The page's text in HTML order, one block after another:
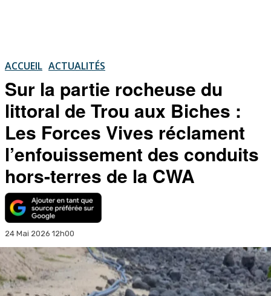
ACCUEIL ACTUALITÉS
Sur la partie rocheuse du
littoral de Trou aux Biches :
Les Forces Vives réclament
l’enfouissement des conduits
hors-terres de la CWA
24 Mai 2026 12h00